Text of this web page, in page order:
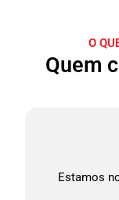
O
Quem
Estamos